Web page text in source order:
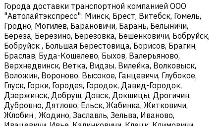
Города доставки транспортной компанией ООО
"Автолайтэкспресс": Минск, Брест, Витебск, Гомель,
Гродно, Могилев, Барановичи, Барань, Белыничи,
Береза, Березино, Березовка, Бешенковичи, Бобруйск,
Бобруйск , Большая Берестовица, Борисов, Брагин,
Браслав, Буда-Кошелево, Быхов, Валерьяново,
Верхнедвинск, Ветка, Видзы, Вилейка, Волковыск,
Воложин, Вороново, Высокое, Ганцевичи, Глубокое,
Глуск, Горки, Городея, Городок, Давид-Городок,
Дзержинск, Добруш, Довск, Докшицы, Дрогичин,
Дубровно, Дятлово, Ельск, Жабинка, Житковичи,
Жлобин , Жодино, Заславль, Зельва, Иваново,